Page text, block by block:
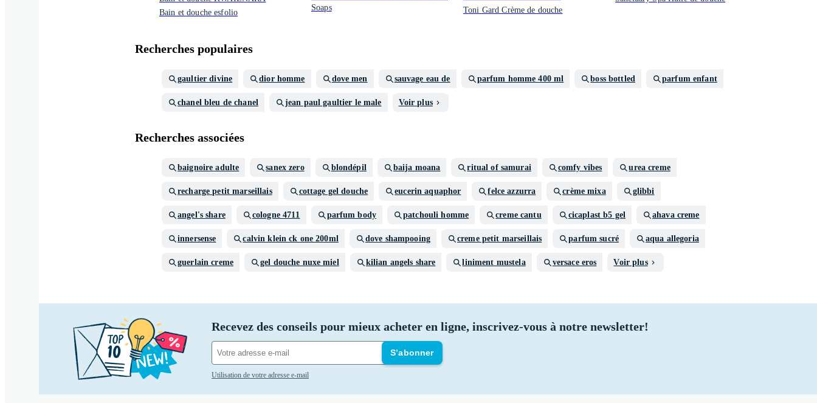
Bain et douche esfolio
Soaps
Toni Gard Crème de douche
Recherches populaires
gaultier divine dior homme dove men sauvage eau de parfum homme 400 ml boss bottled parfum enfant
chanel bleu de chanel jean paul gaultier le male Voir plus
Recherches associées
baignoire adulte sanex zero blondépil baija moana ritual of samurai comfy vibes urea creme
recharge petit marseillais cottage gel douche eucerin aquaphor felce azzurra crème mixa glibbi
angel's share cologne 4711 parfum body patchouli homme creme cantu cicaplast b5 gel ahava creme
innersense calvin klein ck one 200ml dove shampooing creme petit marseillais parfum sucré aqua allegoria
guerlain creme gel douche nuxe miel kilian angels share liniment mustela versace eros Voir plus
Recevez des conseils pour mieux acheter en ligne, inscrivez-vous à notre newsletter!
S’abonner
Utilisation de votre adresse e-mail